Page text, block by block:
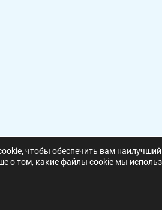
чтобы обеспечить вам
о том, какие файлы cookie мы